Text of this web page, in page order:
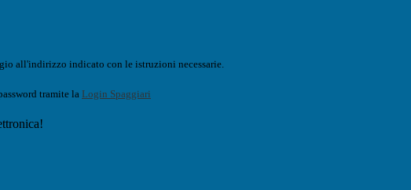
all'indirizzo indicato con le istruzioni necessarie.
tramite la Login Spaggiari